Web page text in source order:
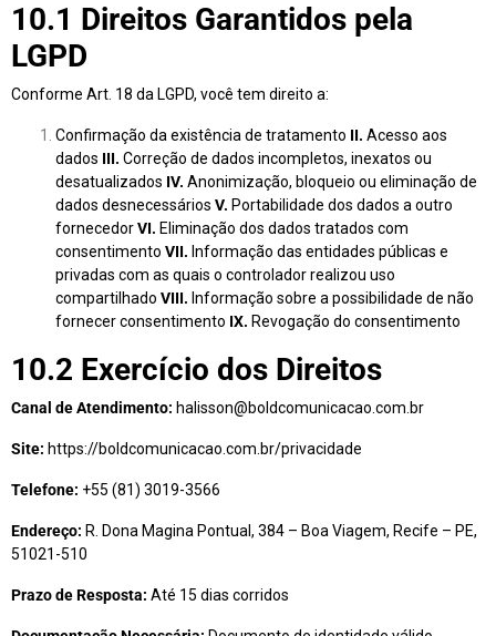
10.1 Direitos Garantidos pela
LGPD
Conforme Art. 18 da LGPD, você tem direito a:
Confirmação da existência de tratamento II. Acesso aos
dados III. Correção de dados incompletos, inexatos ou
desatualizados IV. Anonimização, bloqueio ou eliminação de
dados desnecessários V. Portabilidade dos dados a outro
fornecedorVI. Eliminação dos dados tratados com
consentimento VII. Informação das entidades públicas e
privadas com as quais o controlador realizou uso
compartilhado VIII. Informação sobre a possibilidade de não
fornecer consentimento IX. Revogação do consentimento
10.2 Exercício dos Direitos
Canal de Atendimento: halisson@boldcomunicacao.com.br
Site: https://boldcomunicacao.com.br/privacidade
Telefone: +55 (81) 3019-3566
Endereço: R. Dona Magina Pontual, 384 – Boa Viagem, Recife – PE,
51021-510
Prazo de Resposta: Até 15 dias corridos